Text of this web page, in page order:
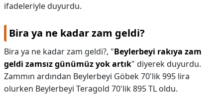
ifadeleriyle duyurdu.
Bira ya ne kadar zam geldi?
Bira ya ne kadar zam geldi?, "Beylerbeyi rakıya zam
geldi zamsız günümüz yok artık" diyerek duyurdu.
Zammın ardından Beylerbeyi Göbek 70'lik 995 lira
olurken Beylerbeyi Teragold 70'lik 895 TL oldu.